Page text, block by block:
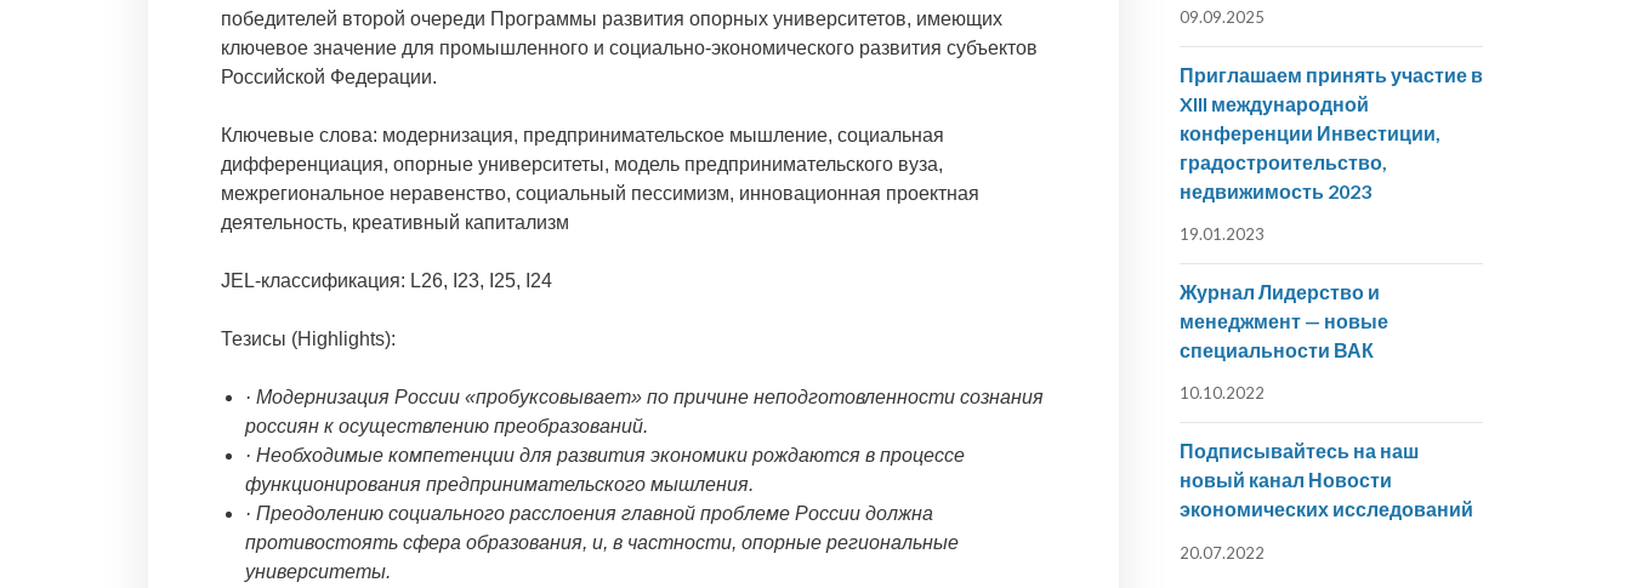
победителей второй очереди Программы развития опорных университетов, имеющих
ключевое значение для промышленного и социально-экономического развития субъектов
Российской Федерации.
Ключевые слова: модернизация, предпринимательское мышление, социальная
дифференциация, опорные университеты, модель предпринимательского вуза,
межрегиональное неравенство, социальный пессимизм, инновационная проектная
деятельность, креативный капитализм
JEL-классификация: L26, I23, I25, I24
Тезисы (Highlights):
· Модернизация России «пробуксовывает» по причине неподготовленности сознания
россиян к осуществлению преобразований.
· Необходимые компетенции для развития экономики рождаются в процессе
функционирования предпринимательского мышления.
· Преодолению социального расслоения главной проблеме России должна
противостоять сфера образования, и, в частности, опорные региональные
университеты.
09.09.2025
Приглашаем принять участие в
XIII международной
конференции Инвестиции,
градостроительство,
недвижимость 2023
19.01.2023
Журнал Лидерство и
менеджмент — новые
специальности ВАК
10.10.2022
Подписывайтесь на наш
новый канал Новости
экономических исследований
20.07.2022